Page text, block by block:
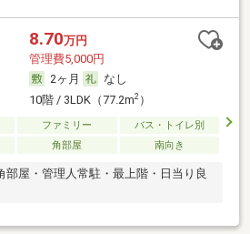
8.70万円
管理費5,000円
2ヶ月
なし
10階 / 3LDK（77.2m2）
ファミリー
バス・トイレ別
角部屋 南向き
部屋・管理人常駐・最上階・日当り良